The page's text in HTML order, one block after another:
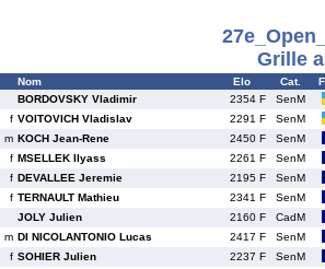
Grille
Nom Elo Cat.
BORDOVSKY Vladimir 2354 F
SenM
f VOITOVICH Vladislav 2291 F
SenM
m KOCH Jean-Rene 2450 F
SenM
f MSELLEK Ilyass 2261 F
SenM
f DEVALLEE Jeremie 2195 F
SenM
f TERNAULT Mathieu 2341 F
SenM
JOLY Julien 2160 F
CadM
m DI NICOLANTONIO Lucas 2417 F
SenM
f SOHIER Julien 2237 F
SenM